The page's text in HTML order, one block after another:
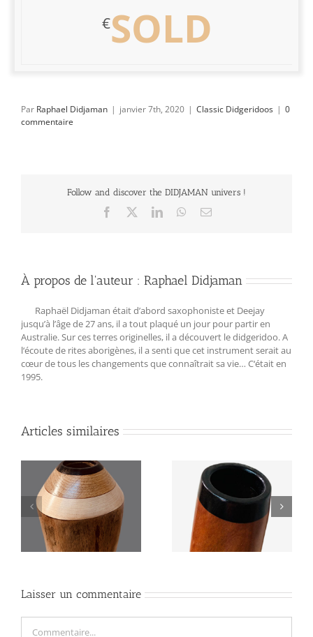
€SOLD
Par Raphael Didjaman | janvier 7th, 2020 | Classic Didgeridoos | 0
commentaire
Follow and discover the DIDJAMAN univers !
Facebook LinkedInWhatsApp
Email
À propos de l'auteur : Raphael Didjaman
Raphaël Didjaman était d’abord saxophoniste et Deejay
jusqu’à l’âge de 27 ans, il a tout plaqué un jour pour partir en
Australie. Sur ces terres originelles, il a découvert le didgeridoo. A
l‘écoute de rites aborigènes, il a senti que cet instrument serait au
cœur de tous les changements que connaîtrait sa vie… C‘était en
1995.
Articles similaires
Didgeridoo « le
WAVY »
Didgeridoo » JOLI-
COEUR «
Laisser un commentaire